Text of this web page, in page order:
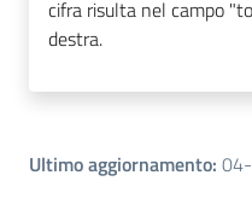
cifra risulta nel campo
destra.
Ultimo aggiornamento: